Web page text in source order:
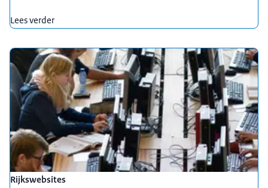
Lees verder
Rijkswebsites